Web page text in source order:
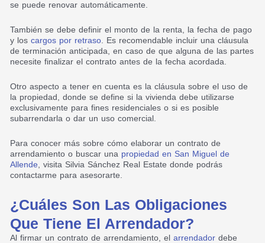
se puede renovar automáticamente.
También se debe definir el monto de la renta, la fecha de pago
y loscargos por retraso . Es recomendable incluir una cláusula
de terminación anticipada, en caso de que alguna de las partes
necesite finalizar el contrato antes de la fecha acordada.
Otro aspecto a tener en cuenta es la cláusula sobre el uso de
la propiedad, donde se define si la vivienda debe utilizarse
exclusivamente para fines residenciales o si es posible
subarrendarla o dar un uso comercial.
Para conocer más sobre cómo elaborar un contrato de
arrendamiento o buscar una propiedad en San Miguel de
Allende , visita Silvia Sánchez Real Estate donde podrás
contactarme para asesorarte.
¿Cuáles Son Las Obligaciones
Que Tiene El Arrendador?
Al firmar un contrato de arrendamiento, elarrendador debe